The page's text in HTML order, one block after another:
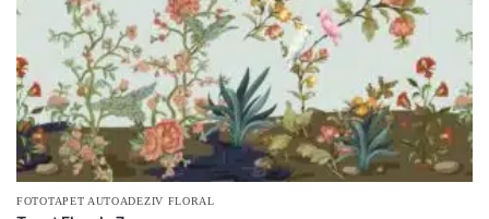
FOTOTAPET AUTOADEZIV FLORAL